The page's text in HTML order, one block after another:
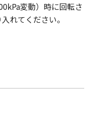
変動）時に回転さ
れてください。